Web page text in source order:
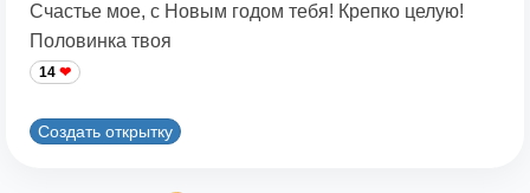
Счастье мое, с Новым годом тебя! Крепко целую!
Половинка твоя
14
Создать открытку